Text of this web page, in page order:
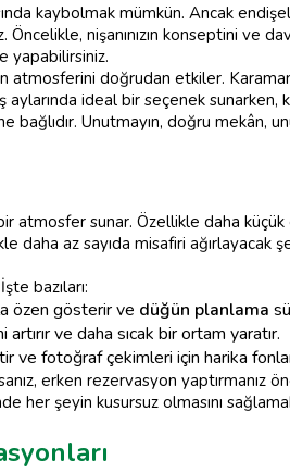
kaybolmak mümkün. Ancak
Öncelikle, nişanınızın konseptini ve
yapabilirsiniz.
atmosferini doğrudan etkiler.
ideal bir seçenek sunarken,
bağlıdır. Unutmayın, doğru mekân,
atmosfer sunar. Özellikle daha
daha az sayıda misafiri ağırlayacak
bazıları:
özen gösterir ve düğün planlama
ve daha sıcak bir ortam yaratır.
fotoğraf çekimleri için harika
erken rezervasyon yaptırmanız
her şeyin kusursuz olmasını